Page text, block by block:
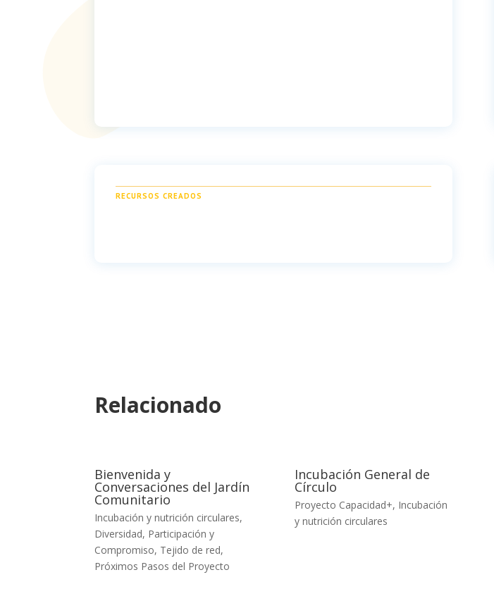
RECURSOS CREADOS
Relacionado
Bienvenida y
Conversaciones del Jardín
Comunitario
Incubación y nutrición circulares,
Diversidad, Participación y
Compromiso, Tejido de red,
Próximos Pasos del Proyecto
Incubación General de
Círculo
Proyecto Capacidad+, Incubación
y nutrición circulares